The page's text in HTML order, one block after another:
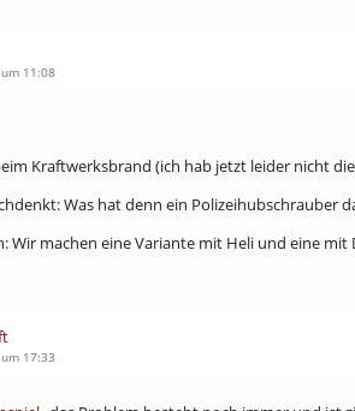
11:08
Kraftwerksbrand (ich hab jetzt leider nicht
Was hat denn ein Polizeihubschrauber
Wir machen eine Variante mit Heli und eine mit
17:33